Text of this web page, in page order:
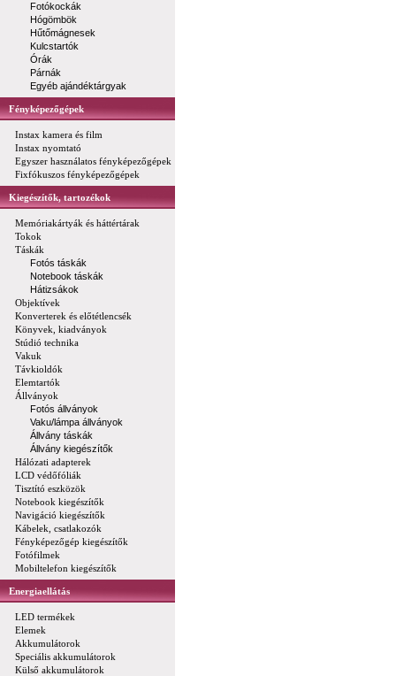
Fotókockák
Hógömbök
Hűtőmágnesek
Kulcstartók
Órák
Párnák
Egyéb ajándéktárgyak
Fényképezőgépek
Instax kamera és film
Instax nyomtató
Egyszer használatos fényképezőgépek
Fixfókuszos fényképezőgépek
Kiegészítők, tartozékok
Memóriakártyák és háttértárak
Tokok
Táskák
Fotós táskák
Notebook táskák
Hátizsákok
Objektívek
Konverterek és előtétlencsék
Könyvek, kiadványok
Stúdió technika
Vakuk
Távkioldók
Elemtartók
Állványok
Fotós állványok
Vaku/lámpa állványok
Állvány táskák
Állvány kiegészítők
Hálózati adapterek
LCD védőfóliák
Tisztító eszközök
Notebook kiegészítők
Navigáció kiegészítők
Kábelek, csatlakozók
Fényképezőgép kiegészítők
Fotófilmek
Mobiltelefon kiegészítők
Energiaellátás
LED termékek
Elemek
Akkumulátorok
Speciális akkumulátorok
Külső akkumulátorok